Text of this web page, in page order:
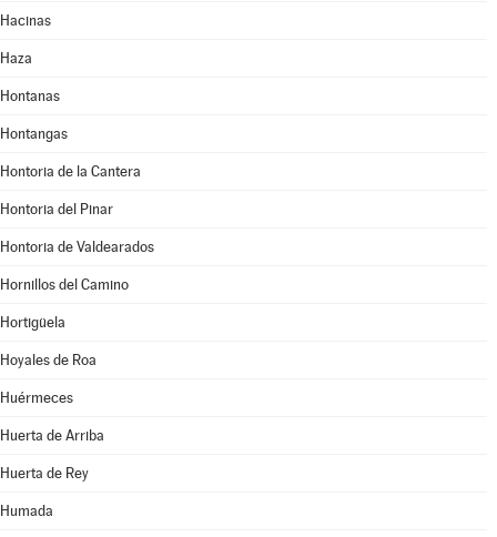
Hacinas
Haza
Hontanas
Hontangas
Hontoria de la Cantera
Hontoria del Pinar
Hontoria de Valdearados
Hornillos del Camino
Hortigüela
Hoyales de Roa
Huérmeces
Huerta de Arriba
Huerta de Rey
Humada